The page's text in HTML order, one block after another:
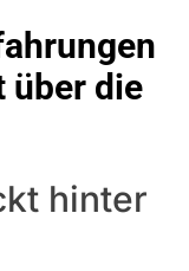
über die
hinter